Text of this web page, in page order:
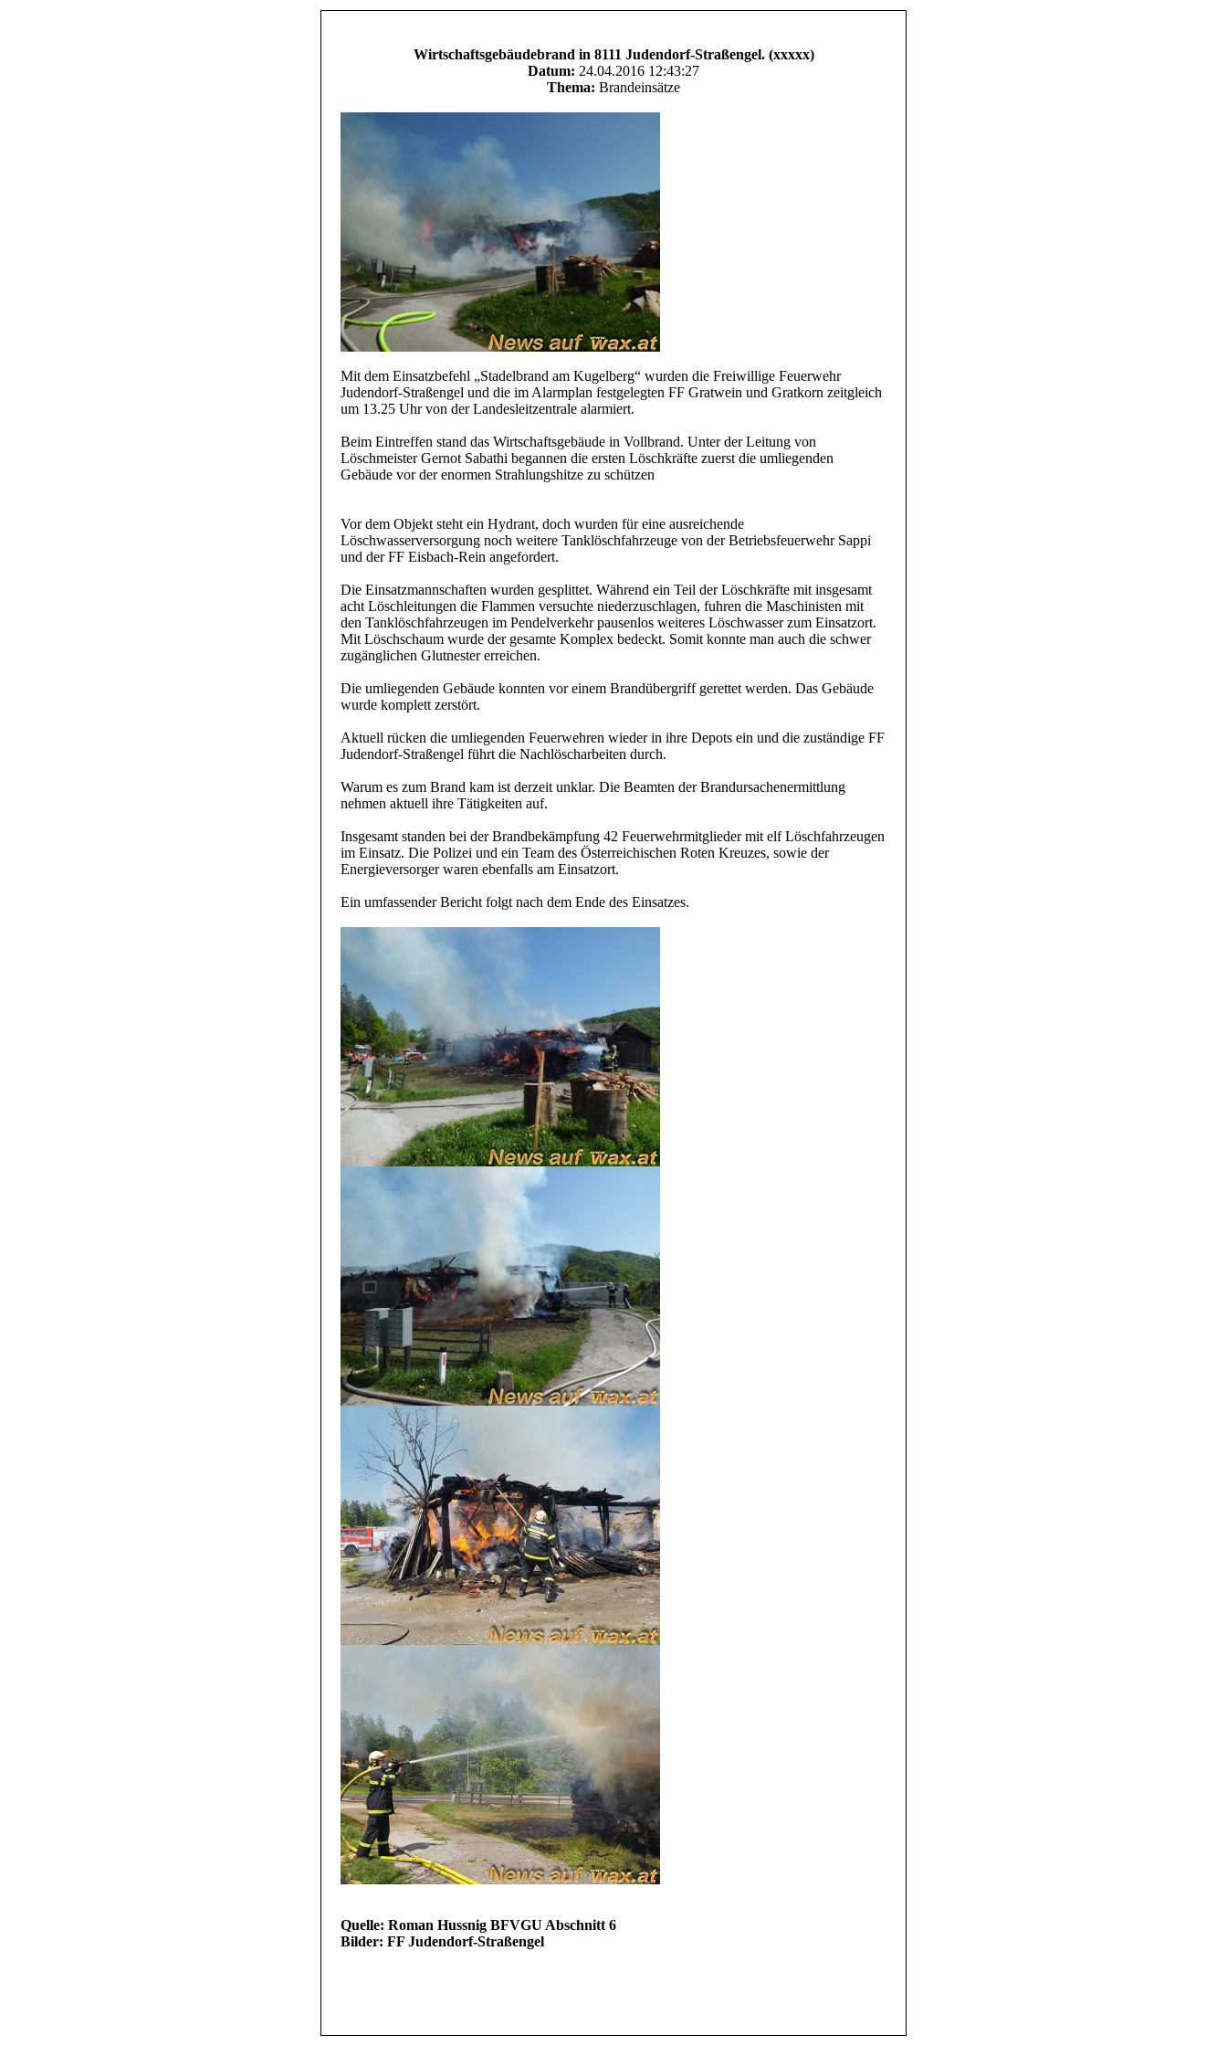
Wirtschaftsgebäudebrand in 8111 Judendorf-Straßengel. (xxxxx)
Datum: 24.04.2016 12:43:27
Thema: Brandeinsätze
Mit dem Einsatzbefehl „Stadelbrand am Kugelberg“ wurden die Freiwillige Feuerwehr
Judendorf-Straßengel und die im Alarmplan festgelegten FF Gratwein und Gratkorn zeitgleich
um 13.25 Uhr von der Landesleitzentrale alarmiert.
Beim Eintreffen stand das Wirtschaftsgebäude in Vollbrand. Unter der Leitung von
Löschmeister Gernot Sabathi begannen die ersten Löschkräfte zuerst die umliegenden
Gebäude vor der enormen Strahlungshitze zu schützen
Vor dem Objekt steht ein Hydrant, doch wurden für eine ausreichende
Löschwasserversorgung noch weitere Tanklöschfahrzeuge von der Betriebsfeuerwehr Sappi
und der FF Eisbach-Rein angefordert.
Die Einsatzmannschaften wurden gesplittet. Während ein Teil der Löschkräfte mit insgesamt
acht Löschleitungen die Flammen versuchte niederzuschlagen, fuhren die Maschinisten mit
den Tanklöschfahrzeugen im Pendelverkehr pausenlos weiteres Löschwasser zum Einsatzort.
Mit Löschschaum wurde der gesamte Komplex bedeckt. Somit konnte man auch die schwer
zugänglichen Glutnester erreichen.
Die umliegenden Gebäude konnten vor einem Brandübergriff gerettet werden. Das Gebäude
wurde komplett zerstört.
Aktuell rücken die umliegenden Feuerwehren wieder in ihre Depots ein und die zuständige FF
Judendorf-Straßengel führt die Nachlöscharbeiten durch.
Warum es zum Brand kam ist derzeit unklar. Die Beamten der Brandursachenermittlung
nehmen aktuell ihre Tätigkeiten auf.
Insgesamt standen bei der Brandbekämpfung 42 Feuerwehrmitglieder mit elf Löschfahrzeugen
im Einsatz. Die Polizei und ein Team des Österreichischen Roten Kreuzes, sowie der
Energieversorger waren ebenfalls am Einsatzort.
Ein umfassender Bericht folgt nach dem Ende des Einsatzes.
Quelle: Roman Hussnig BFVGU Abschnitt 6
Bilder: FF Judendorf-Straßengel